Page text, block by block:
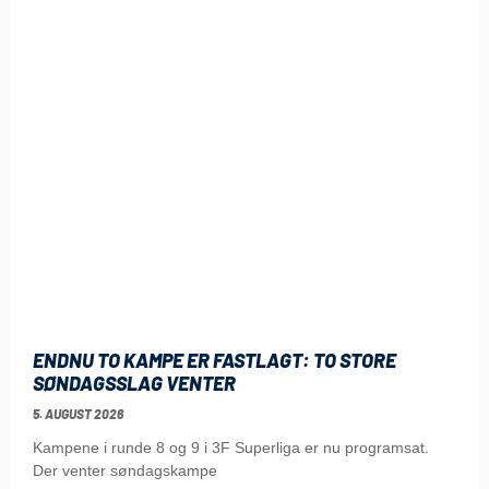
ENDNU TO KAMPE ER FASTLAGT: TO STORE
SØNDAGSSLAG VENTER
5. AUGUST 2026
Kampene i runde 8 og 9 i 3F Superliga er nu programsat.
Der venter søndagskampe